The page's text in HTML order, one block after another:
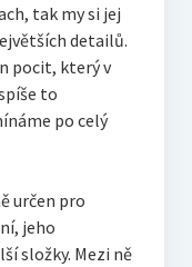
tak my si jej
detailů.
pocit, který v
to
po celý
určen pro
jeho
složky. Mezi ně